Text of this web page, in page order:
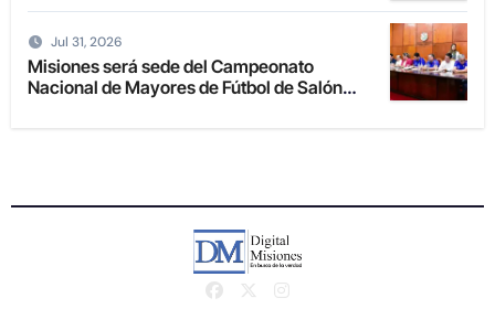
Jul 31, 2026
Misiones será sede del Campeonato
Nacional de Mayores de Fútbol de Salón